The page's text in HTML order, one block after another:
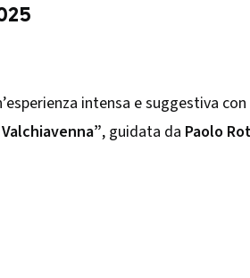
intensa e suggestiva con
, guidata da Paolo